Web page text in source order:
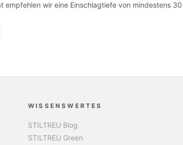
empfehlen wir eine Einschlagtiefe von mindestens
WISSENSWERTES
STILTREU Blog
STILTREU Green